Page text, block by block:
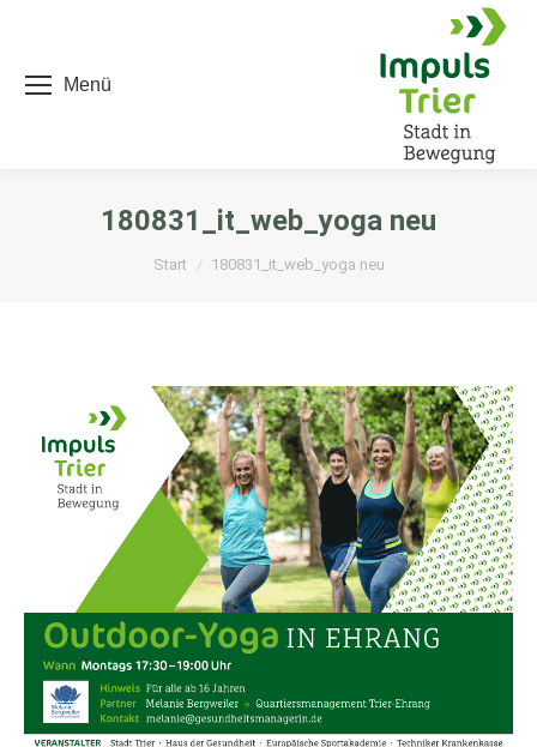
Menü
180831_it_web_yoga neu
Sie befinden sich hier:
Start 180831_it_web_yoga neu